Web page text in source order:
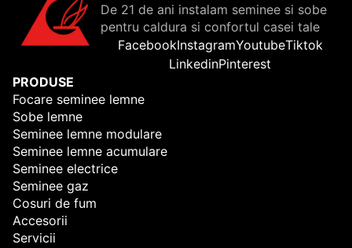
De 21 de ani instalam seminee si sobe
pentru caldura si confortul casei tale
FacebookInstagramYoutubeTiktok
LinkedinPinterest
PRODUSE
Focare seminee lemne
Sobe lemne
Seminee lemne modulare
Seminee lemne acumulare
Seminee electrice
Seminee gaz
Cosuri de fum
Accesorii
Servicii